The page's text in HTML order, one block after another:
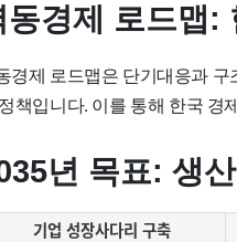
동경제 로드맵:
경제 로드맵은 단기대응과
책입니다. 이를 통해 한국 경
년 목표: 생
기업 성장사다리 구축